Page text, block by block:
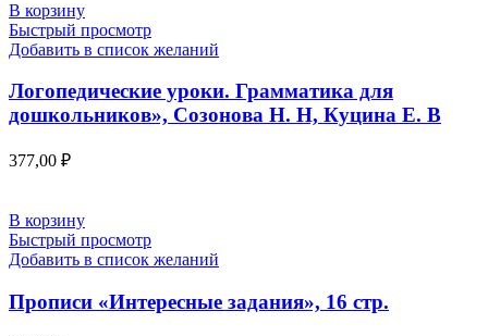
В корзину
Быстрый просмотр
Добавить в список желаний
Логопедические уроки. Грамматика для
дошкольников», Созонова Н. Н, Куцина Е. В
377,00 ₽
В корзину
Быстрый просмотр
Добавить в список желаний
Прописи «Интересные задания», 16 стр.